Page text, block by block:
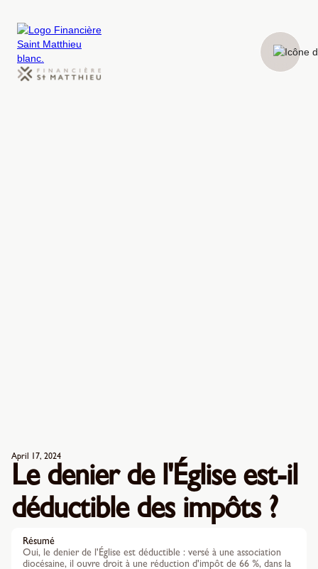
April 17, 2024
Le denier de l'Église est-il
déductible des impôts ?
Résumé
Oui, le denier de l'Église est déductible : versé à une association
diocésaine, il ouvre droit à une réduction d'impôt de 66 %, dans la